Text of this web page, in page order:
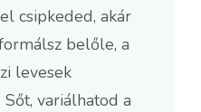
csipkeded, akár
belőle, a
levesek
variálhatod a